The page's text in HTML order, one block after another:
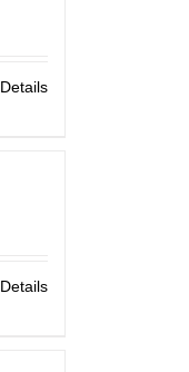
Details
Details